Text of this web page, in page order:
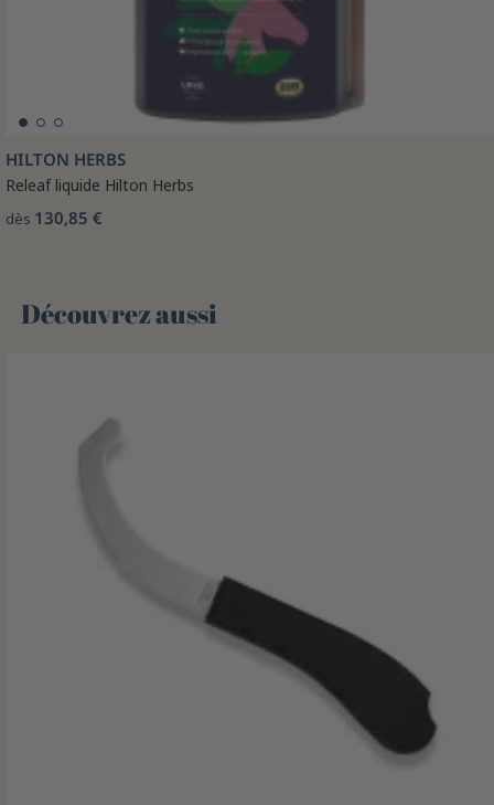
HILTON HERBS
Releaf liquide Hilton Herbs
dès 130,85 €
Découvrez aussi 🌻